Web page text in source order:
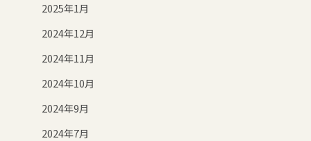
2025年1月
2024年12月
2024年11月
2024年10月
2024年9月
2024年7月